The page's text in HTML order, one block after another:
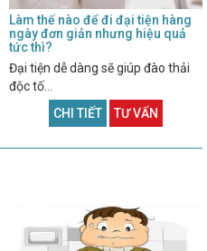
Làm thế nào để đi đại tiện hàng
ngày đơn giản nhưng hiệu quả
tức thì?
Đại tiện dễ dàng sẽ giúp đào thải
độc tố...
CHI TIẾT
TƯ VẤN